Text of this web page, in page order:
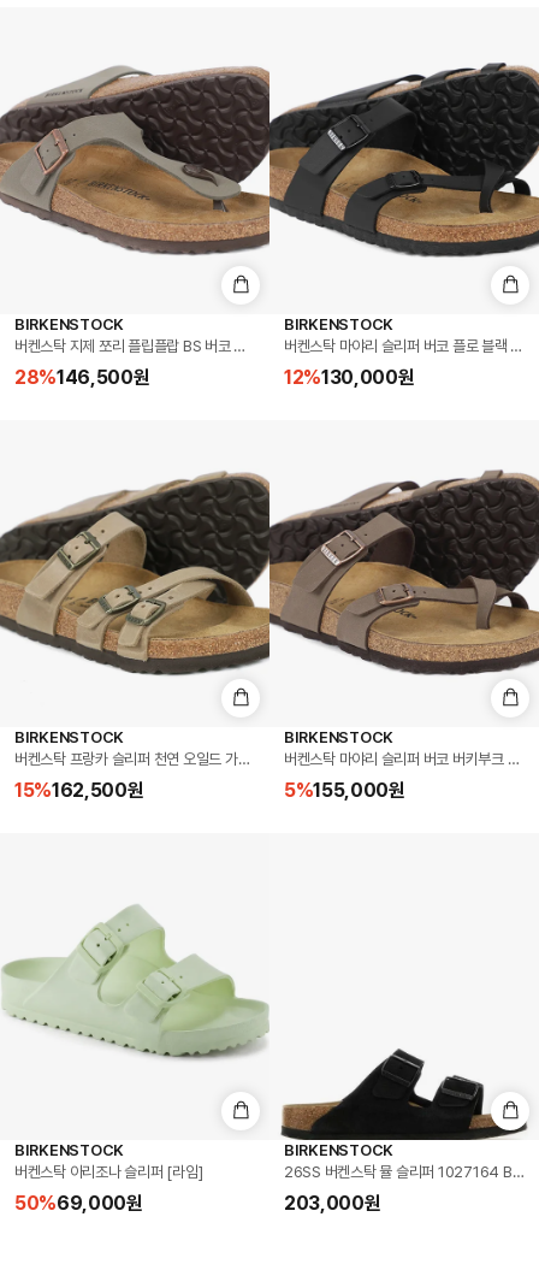
BIRKENSTOCK
버켄스탁 지제 쪼리 플립플랍 BS 버코 플로 버키부크 스톤 Made in Germany
28%146,500원
BIRKENSTOCK
버켄스탁 마야리 슬리퍼 버코 플로 블랙
12%130,000원
BIRKENSTOCK
버켄스탁 프랑카 슬리퍼 천연 오일드 가죽 타바코 브라운 Germany (1015931)
15%162,500원
BIRKENSTOCK
버켄스탁 마야리 슬리퍼 버코 버키부크
5%155,000원
BIRKENSTOCK
버켄스탁 아리조나 슬리퍼 [라임]
50%69,000원
BIRKENSTOCK
26SS 버켄스탁 뮬 슬리퍼 1027164
203,000원